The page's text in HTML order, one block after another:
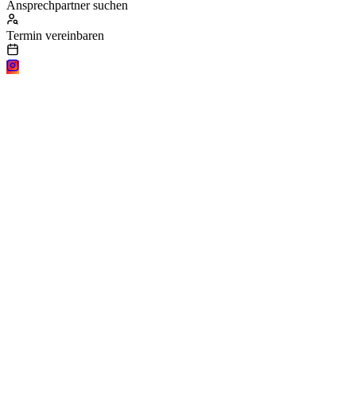
Ansprechpartner suchen
Termin vereinbaren